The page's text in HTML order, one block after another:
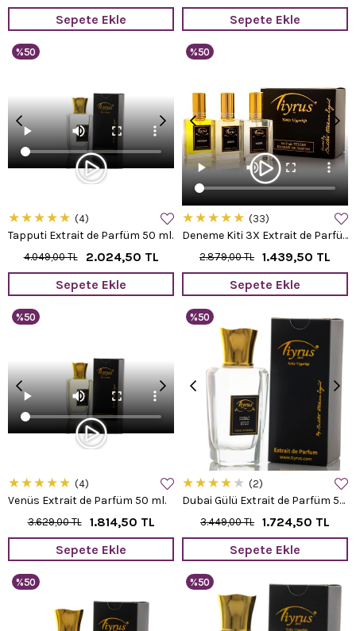
Sepete Ekle Sepete Ekle
Tapputi Extrait de Parfüm 50 ml.
★★★★★ 4
2.024,50 TL
4.049,00 TL
Sepete Ekle
%50
Deneme Kiti 3X Extrait de Parfüm 15 ml.
★★★★★ 33
1.439,50 TL
2.879,00 TL
Sepete Ekle
%50
Venüs Extrait de Parfüm 50 ml.
★★★★★ 4
1.814,50 TL
3.629,00 TL
Sepete Ekle
%50
Dubai Gülü Extrait de Parfüm 50 ml.
★★★★ ★ 2
1.724,50 TL
3.449,00 TL
Sepete Ekle
%50
%50 %50